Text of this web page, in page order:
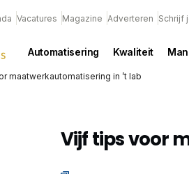
Vacatures Magazine Adverteren Schrijf
Automatisering Kwaliteit
maatwerkautomatisering in ’t lab
Vijf tips voor